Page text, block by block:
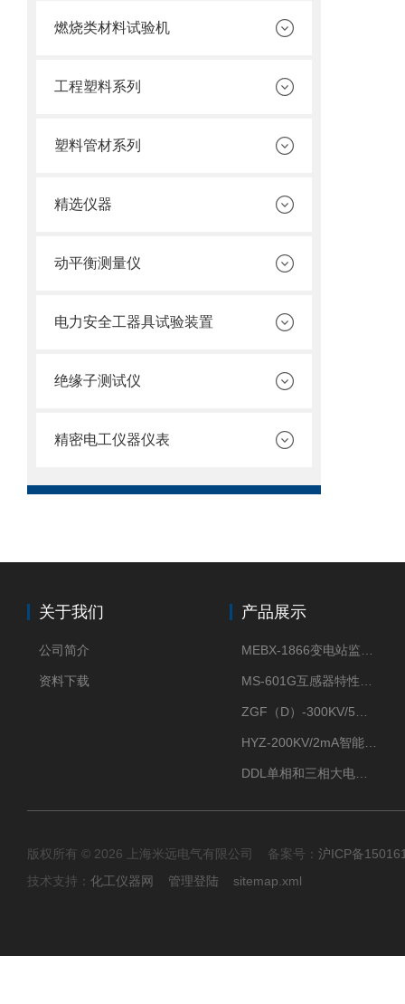
燃烧类材料试验机
工程塑料系列
塑料管材系列
精选仪器
动平衡测量仪
电力安全工器具试验装置
绝缘子测试仪
精密电工仪器仪表
关于我们
公司简介
资料下载
产品展示
版权所有 © 2026 上海米远电气有限公司 备案号： 沪ICP备
技术支持： 化工仪器网 管理登陆 sitemap.xml